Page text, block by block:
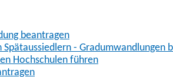
beantragen
- Gradumwandlungen
Hochschulen führen